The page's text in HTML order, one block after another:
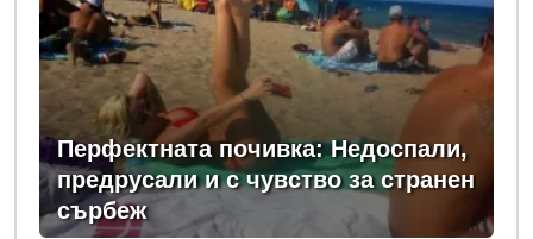
Перфектната почивка: Недоспали,
предрусали и с чувство за странен
сърбеж